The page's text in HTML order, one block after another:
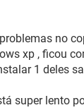
no
xp , ficou
1 deles
super lento